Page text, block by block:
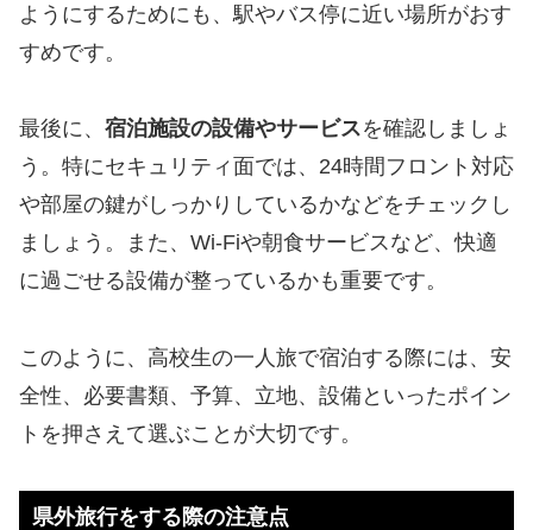
ようにするためにも、駅やバス停に近い場所がおす
すめです。
最後に、 宿泊施設の設備やサービスを確認しましょ
う。特にセキュリティ面では、24時間フロント対応
や部屋の鍵がしっかりしているかなどをチェックし
ましょう。また、Wi-Fiや朝食サービスなど、快適
に過ごせる設備が整っているかも重要です。
このように、高校生の一人旅で宿泊する際には、安
全性、必要書類、予算、立地、設備といったポイン
トを押さえて選ぶことが大切です。
県外旅行をする際の注意点